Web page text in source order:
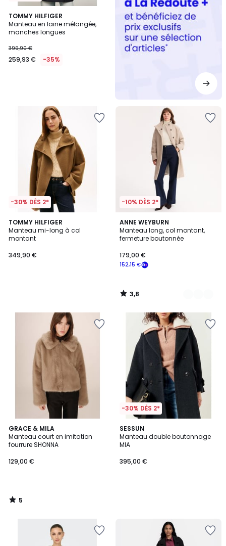
TOMMY HILFIGER
Manteau en laine mélangée,
manches longues
399,90 €
259,93 € -35%
-30% DÈS 2*
TOMMY HILFIGER
Manteau mi-long à col
montant
349,90 €
-10% DÈS 2*
ANNE WEYBURN
Manteau long, col montant,
fermeture boutonnée
152,15 €
179,00 €
3,8
/ 5
2
Couleurs
3,8
/
GRACE & MILA
Manteau court en imitation
fourrure SHONNA
129,00 €
5
/
5
5
/
-30% DÈS 2*
SESSUN
Manteau double boutonnage
MIA
395,00 €